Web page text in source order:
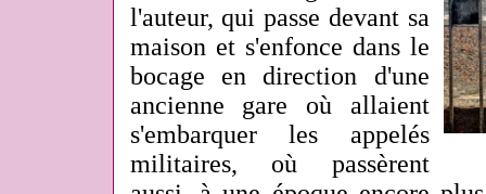
l'auteur, qui passe devant sa
maison et s'enfonce dans le
bocage en direction d'une
ancienne gare où allaient
s'embarquer les appelés
militaires, où passèrent